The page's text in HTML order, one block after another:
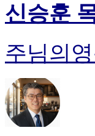
신승훈
주님의